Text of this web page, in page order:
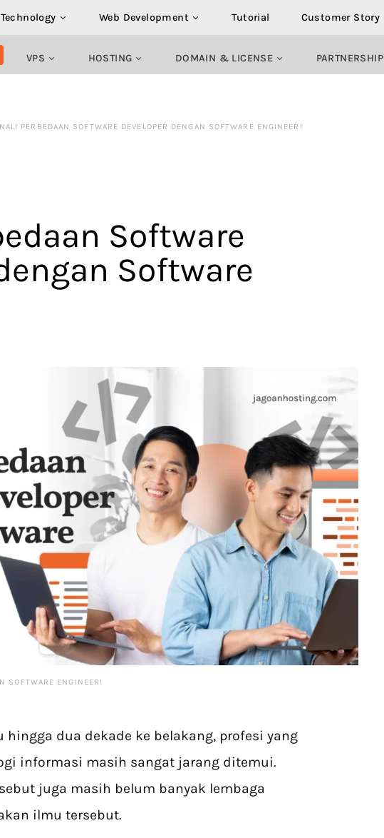
Technology Web Development Tutorial Customer Story
VPS HOSTING DOMAIN & LICENSE PARTNERSHIP
PERBEDAAN SOFTWARE DEVELOPER DENGAN SOFTWARE ENGINEER!
Software
Software
SOFTWARE ENGINEER!
hingga dua dekade ke belakang, profesi yang
informasi masih sangat jarang ditemui.
juga masih belum banyak lembaga
ilmu tersebut.